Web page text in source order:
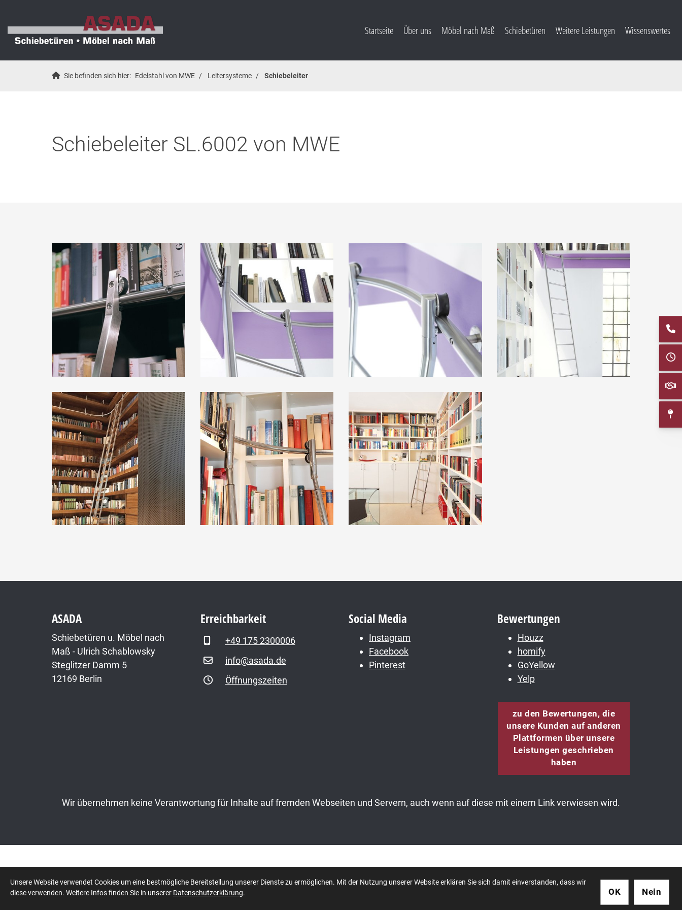
Startseite Über uns Möbel nach Maß Schiebetüren Weitere Leistungen Wissenswertes
Sie befinden sich hier: Edelstahl von MWE Leitersysteme Schiebeleiter
Schiebeleiter SL.6002 von MWE
ASADA
Schiebetüren u. Möbel nach
Maß - Ulrich Schablowsky
Steglitzer Damm 5
12169 Berlin
Erreichbarkeit
+49 175 2300006
info@asada.de
Öffnungszeiten
Social Media
Instagram
Facebook
Pinterest
Bewertungen
Houzz
homify
GoYellow
Yelp
zu den Bewertungen, die
unsere Kunden auf anderen
Plattformen über unsere
Leistungen geschrieben
haben
Wir übernehmen keine Verantwortung für Inhalte auf fremden Webseiten und Servern, auch wenn auf diese mit einem Link verwiesen wird.
© 2026 ASADA Datenschutzerklärung|Impressum
Nein
OK
Unsere Website verwendet Cookies um eine bestmögliche Bereitstellung unserer Dienste zu ermöglichen. Mit der Nutzung unserer Website erklären Sie sich damit einverstanden, dass wir
diese verwenden. Weitere Infos finden Sie in unserer Datenschutzerklärung.